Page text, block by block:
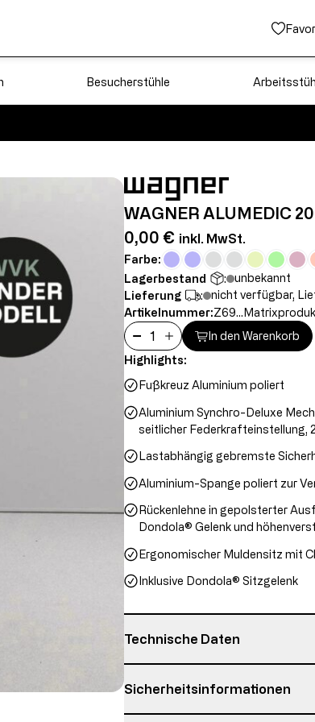
Besucherstühle
WAGNER ALUMEDIC 20
0,00 € inkl. MwSt.
Farbe:
Lagerbestand
:
unbekannt
Lieferung
:
nicht verfügbar,
Artikelnummer:
In den Warenkorb
Highlights:
Fußkreuz Aluminium poliert
Aluminium Synchro-Deluxe
seitlicher
Lastabhängig gebremste
Aluminium-Spange poliert zur
Rückenlehne in gepolsterter
Dondola® Gelenk und
Ergonomischer Muldensitz mit
Inklusive Dondola® Sitzgelenk
Technische Daten
Sicherheitsinformationen